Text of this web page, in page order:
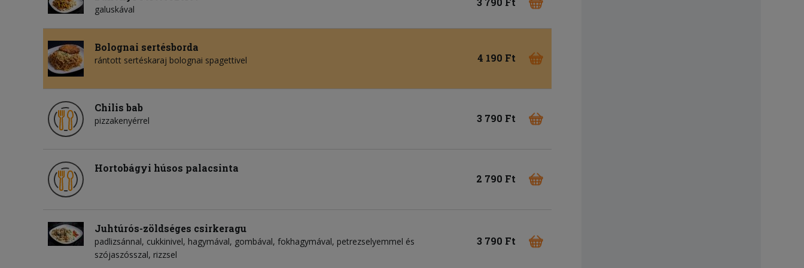
galuskával
Bolognai sertésborda
rántott sertéskaraj bolognai spagettivel 4 190 Ft
Chilis bab
pizzakenyérrel 3 790 Ft
Hortobágyi húsos palacsinta
2 790 Ft
Juhtúrós-zöldséges csirkeragu
padlizsánnal, cukkinivel, hagymával, gombával, fokhagymával, petrezselyemmel és
szójaszósszal, rizzsel
3 790 Ft